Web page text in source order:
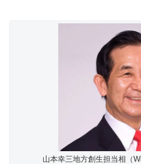
山本幸三地方創生担当相（